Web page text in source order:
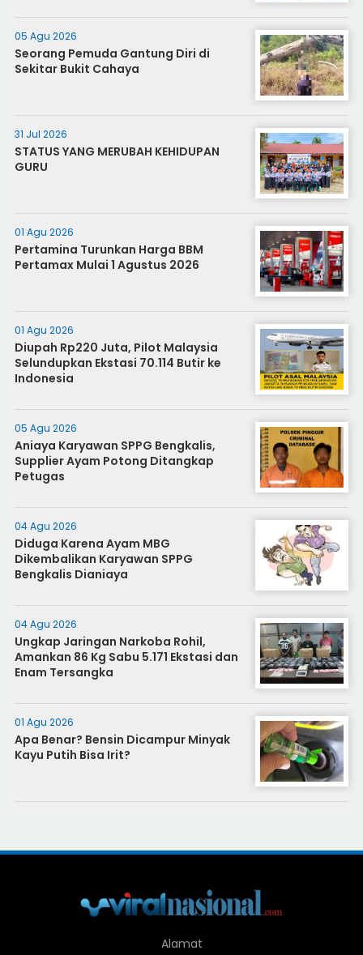
05 Agu 2026
Seorang Pemuda Gantung Diri di
Sekitar Bukit Cahaya
31 Jul 2026
STATUS YANG MERUBAH KEHIDUPAN
GURU
01 Agu 2026
Pertamina Turunkan Harga BBM
Pertamax Mulai 1 Agustus 2026
01 Agu 2026
Diupah Rp220 Juta, Pilot Malaysia
Selundupkan Ekstasi 70.114 Butir ke
Indonesia
05 Agu 2026
Aniaya Karyawan SPPG Bengkalis,
Supplier Ayam Potong Ditangkap
Petugas
04 Agu 2026
Diduga Karena Ayam MBG
Dikembalikan Karyawan SPPG
Bengkalis Dianiaya
04 Agu 2026
Ungkap Jaringan Narkoba Rohil,
Amankan 86 Kg Sabu 5.171 Ekstasi dan
Enam Tersangka
01 Agu 2026
Apa Benar? Bensin Dicampur Minyak
Kayu Putih Bisa Irit?
Alamat